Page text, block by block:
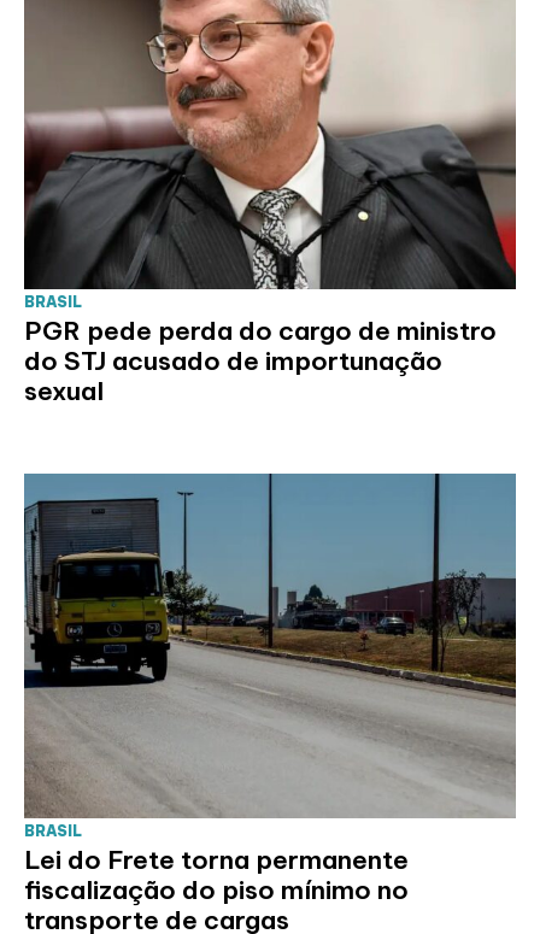
BRASIL
PGR pede perda do cargo de ministro
do STJ acusado de importunação
sexual
BRASIL
Lei do Frete torna permanente
fiscalização do piso mínimo no
transporte de cargas